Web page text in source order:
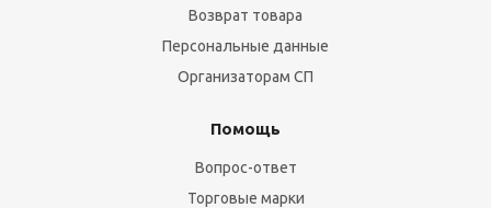
Возврат товара
Персональные данные
Организаторам СП
Помощь
Вопрос-ответ
Торговые марки